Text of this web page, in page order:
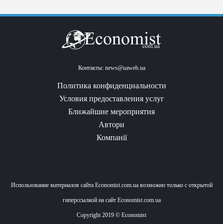
Контакты: news@uaweb.ua
Политика конфиденциальности
Условия предоставления услуг
Ближайшие мероприятия
Автори
Компанії
Использование материалов сайта Economist.com.ua возможно только с открытой
гиперссылкой на сайт Economist.com.ua
Copyright 2019 © Economist